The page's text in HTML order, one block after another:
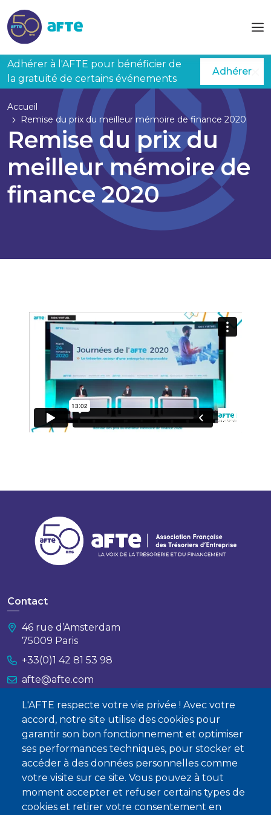
L'AFTE respecte votre vie privée ! Avec votre
accord, notre site utilise des cookies pour
garantir son bon fonctionnement et optimiser
ses performances techniques, pour stocker et
accéder à des données personnelles comme
votre visite sur ce site. Vous pouvez à tout
moment accepter et refuser certains types de
cookies et retirer votre consentement en
Adhérer à l'AFTE pour bénéficier de
la gratuité de certains événements
Adhérer
Accueil
Remise du prix du meilleur mémoire de finance 2020
Remise du prix du
meilleur mémoire de
finance 2020
Contact
46 rue d’Amsterdam
75009 Paris
+33(0)1 42 81 53 98
afte@afte.com
Nous contacter
À propos
Qui sommes-nous ?
Devenir membre